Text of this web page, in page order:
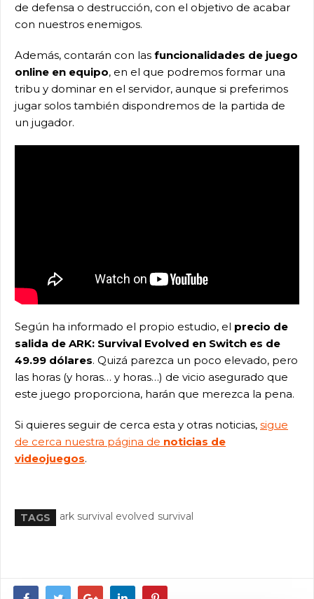
de defensa o destrucción, con el objetivo de acabar
con nuestros enemigos.
Además, contarán con las funcionalidades de juego
online en equipo, en el que podremos formar una
tribu y dominar en el servidor, aunque si preferimos
jugar solos también dispondremos de la partida de
un jugador.
Según ha informado el propio estudio, el precio de
salida de ARK: Survival Evolved en Switch es de
49.99 dólares. Quizá parezca un poco elevado, pero
las horas (y horas… y horas…) de vicio asegurado que
este juego proporciona, harán que merezca la pena.
Si quieres seguir de cerca esta y otras noticias, sigue
de cerca nuestra página de noticias de
videojuegos.
TAGS ark survival evolved survival